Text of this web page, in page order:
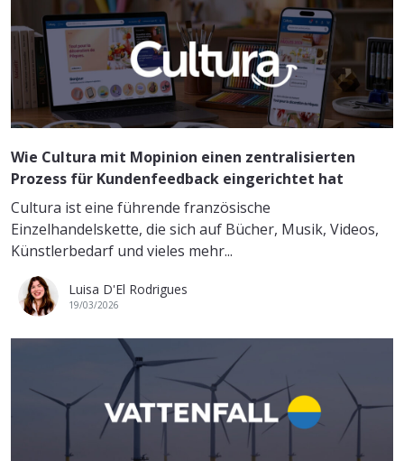
Wie Cultura mit Mopinion einen zentralisierten
Prozess für Kundenfeedback eingerichtet hat
Cultura ist eine führende französische
Einzelhandelskette, die sich auf Bücher, Musik, Videos,
Künstlerbedarf und vieles mehr...
Luisa D'El Rodrigues
19/03/2026